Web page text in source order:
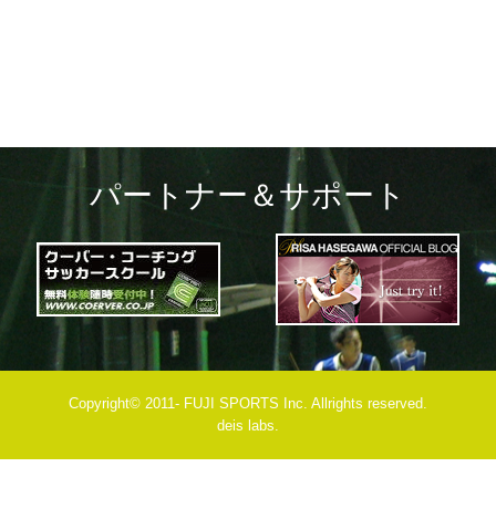
パートナー＆サポート
Copyright© 2011- FUJI SPORTS Inc. Allrights reserved.
deis labs.